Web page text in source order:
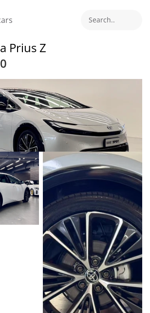
Search..
Prius Z